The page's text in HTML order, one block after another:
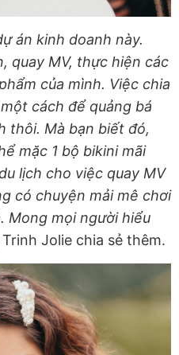
án kinh doanh này.
quay MV, thực hiện các
của mình. Việc chia
cách để quảng bá
thôi. Mà bạn biết đó,
mặc 1 bộ bikini mãi
lịch cho việc quay MV
có chuyện mải mê chơi
Mong mọi người hiểu
Jolie chia sẻ thêm.